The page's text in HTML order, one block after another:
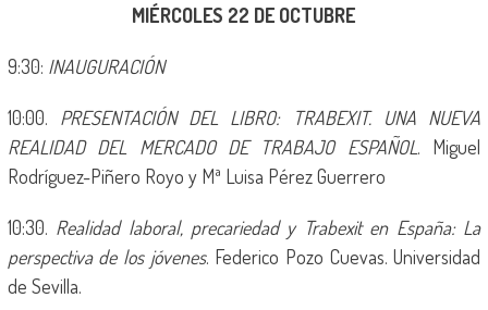
MIÉRCOLES 22 DE OCTUBRE
9:30: INAUGURACIÓN
10:00. PRESENTACIÓN DEL LIBRO: TRABEXIT. UNA NUEVA
REALIDAD DEL MERCADO DE TRABAJO ESPAÑOL. Miguel
Rodríguez-Piñero Royo y Mª Luisa Pérez Guerrero
10:30. Realidad laboral, precariedad y Trabexit en España: La
perspectiva de los jóvenes. Federico Pozo Cuevas. Universidad
de Sevilla.